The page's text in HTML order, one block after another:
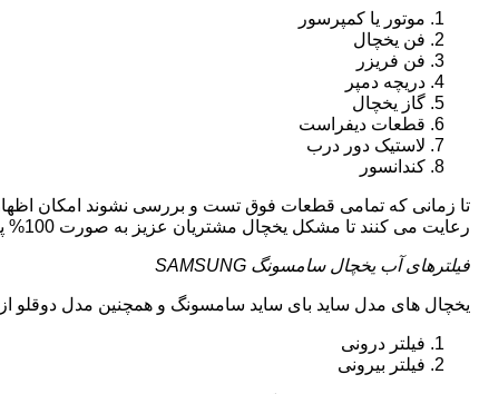
موتور یا کمپرسور
فن یخچال
فن فریزر
دریچه دمپر
گاز یخچال
قطعات دیفراست
لاستیک دور درب
کندانسور
تا زمانی که تمامی قطعات فوق تست و بررسی نشوند امکان اظهار
رعایت می کنند تا مشکل یخچال مشتریان عزیز به صورت 100% پایه ای و دقیق برطرف گردد.
فیلترهای آب یخچال سامسونگ SAMSUNG
یخچال های مدل ساید بای ساید سامسونگ و همچنین مدل دوقلو از فیلتر آب
فیلتر درونی
فیلتر بیرونی